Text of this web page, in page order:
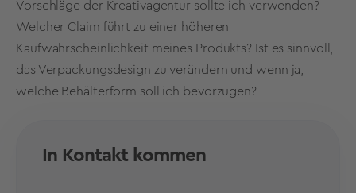
Vorschläge der Kreativagentur sollte ich verwenden?
Welcher Claim führt zu einer höheren
Kaufwahrscheinlichkeit meines Produkts? Ist es sinnvoll,
das Verpackungsdesign zu verändern und wenn ja,
welche Behälterform soll ich bevorzugen?
In Kontakt kommen